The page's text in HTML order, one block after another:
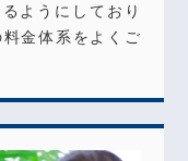
ようにしており
金体系をよくご